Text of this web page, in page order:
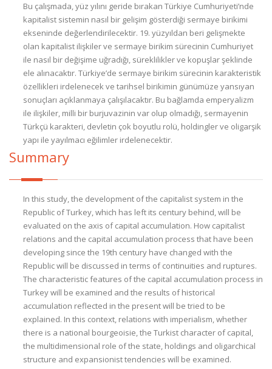
Bu çalışmada, yüz yılını geride bırakan Türkiye Cumhuriyeti’nde
kapitalist sistemin nasıl bir gelişim gösterdiği sermaye birikimi
ekseninde değerlendirilecektir. 19. yüzyıldan beri gelişmekte
olan kapitalist ilişkiler ve sermaye birikim sürecinin Cumhuriyet
ile nasıl bir değişime uğradığı, süreklilikler ve kopuşlar şeklinde
ele alınacaktır. Türkiye’de sermaye birikim sürecinin karakteristik
özellikleri irdelenecek ve tarihsel birikimin günümüze yansıyan
sonuçları açıklanmaya çalışılacaktır. Bu bağlamda emperyalizm
ile ilişkiler, milli bir burjuvazinin var olup olmadığı, sermayenin
Türkçü karakteri, devletin çok boyutlu rolü, holdingler ve oligarşik
yapı ile yayılmacı eğilimler irdelenecektir.
Summary
In this study, the development of the capitalist system in the
Republic of Turkey, which has left its century behind, will be
evaluated on the axis of capital accumulation. How capitalist
relations and the capital accumulation process that have been
developing since the 19th century have changed with the
Republic will be discussed in terms of continuities and ruptures.
The characteristic features of the capital accumulation process in
Turkey will be examined and the results of historical
accumulation reflected in the present will be tried to be
explained. In this context, relations with imperialism, whether
there is a national bourgeoisie, the Turkist character of capital,
the multidimensional role of the state, holdings and oligarchical
structure and expansionist tendencies will be examined.